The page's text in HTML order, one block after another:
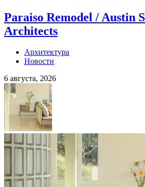
Paraiso Remodel / Austin
Architects
Архитектура
Новости
6 августа, 2026